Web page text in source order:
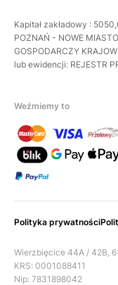
Kapitał zakładowy :
POZNAŃ - NOWE
GOSPODARCZY
lub ewidencji: REJESTR
Weźmiemy to
Polityka prywatności
Wierzbięcice 44A / 42B,
KRS: 0001088411
Nip: 7831898042